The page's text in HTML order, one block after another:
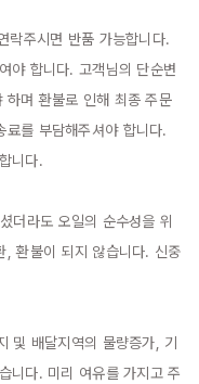
락주시면 반품 가능합니다.
야 합니다. 고객님의 단순변
하며 환불로 인해 최종 주문
료를 부담해주셔야 합니다.
니다.
더라도 오일의 순수성을 위
, 환불이 되지 않습니다. 신중
및 배달지역의 물량증가, 기
니다. 미리 여유를 가지고 주